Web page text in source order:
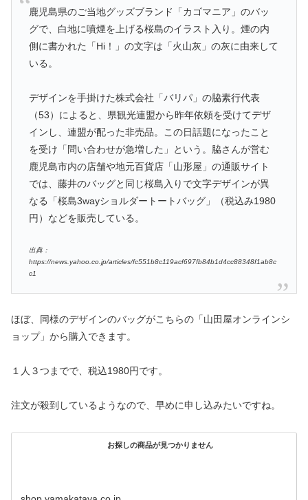
鹿児島県のご当地グッズブランド「カゴマニア」のバッ
グで、白地に噴煙を上げる桜島のイラスト入り。煙の内
側に書かれた「Hi！」の文字は「火山灰」の灰に由来して
いる。
デザインを手掛けた株式会社「バリパ」の脇素行代表
（53）によると、県観光連盟から昨年依頼を受けてデザ
インし、連盟が配った非売品。この日話題になったこと
を受け「問い合わせが急増した」という。脇さんが営む
鹿児島市内の店舗や地元百貨店「山形屋」の通販サイト
では、藤井のバッグと同じ桜島入りで文字デザインが異
なる「桜島3wayショルダートートバッグ」（税込み1980
円）などを販売している。
出典：
https://news.yahoo.co.jp/articles/fc551b8c119acf697fb84b1d4cc88348f1ab8c
c1
ほぼ、同様のデザインのバッグがこちらの「山田屋オンラインシ
ョップ」から購入できます。
１人３つまでで、税込1980円です。
注文が殺到しているようなので、早めに申し込みたいですね。
お探しの商品が見つかりません